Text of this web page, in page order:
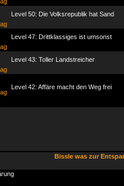
Level 50: Die Volksrepublik hat Sand
Level 47: Drittklassiges ist umsonst
Level 43: Toller Landstreicher
Level 42: Affäre macht den Weg frei
Bissle was zur